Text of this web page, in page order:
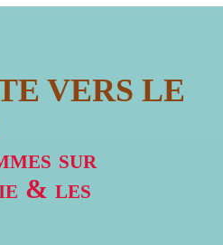
VERS LE
sur
& les